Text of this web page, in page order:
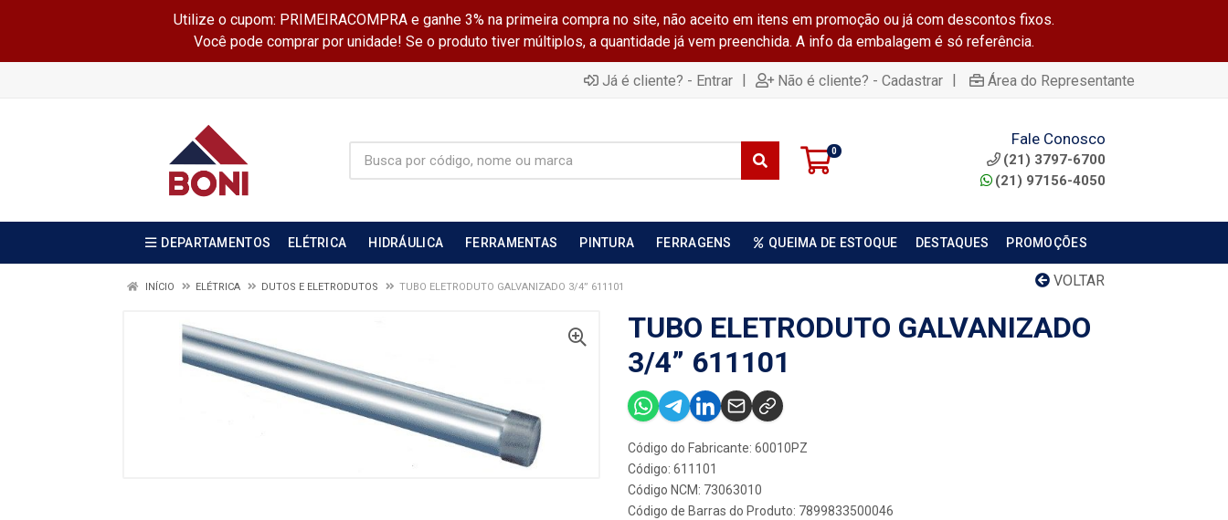
Utilize o cupom: PRIMEIRACOMPRA e ganhe 3% na primeira compra no site, não aceito em itens em promoção ou já com descontos fixos.
Você pode comprar por unidade! Se o produto tiver múltiplos, a quantidade já vem preenchida. A info da embalagem é só referência.
Já é cliente? - Entrar | Não é cliente? - Cadastrar | Área do Representante
0
Fale Conosco
(21) 3797-6700
(21) 97156-4050
DEPARTAMENTOS ELÉTRICA HIDRÁULICA FERRAMENTAS PINTURA FERRAGENS QUEIMA DE ESTOQUE DESTAQUES PROMOÇÕES
VOLTAR
INÍCIO ELÉTRICA DUTOS E ELETRODUTOS TUBO ELETRODUTO GALVANIZADO 3/4” 611101
TUBO ELETRODUTO GALVANIZADO
3/4” 611101
Código do Fabricante: 60010PZ
Código: 611101
Código NCM: 73063010
Código de Barras do Produto: 7899833500046